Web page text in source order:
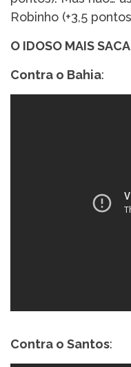
Robinho (+3,5
O IDOSO MAIS
Contra o Bahia:
Contra o Santos: